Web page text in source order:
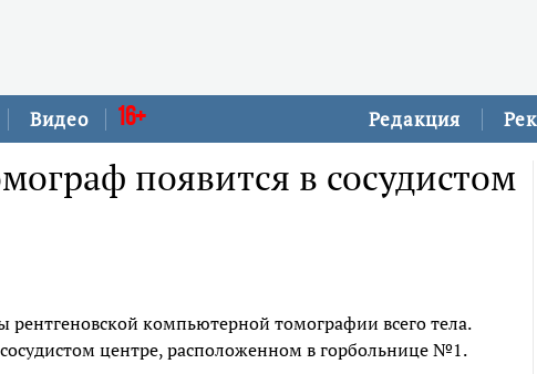
Редакция
Видео 16+
появится в сосудистом
компьютерной томографии всего тела.
центре, расположенном в горбольнице №1.